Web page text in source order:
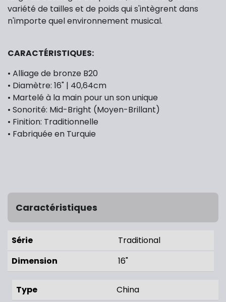
variété de tailles et de poids qui s'intègrent dans
n'importe quel environnement musical.
CARACTÉRISTIQUES:
• Alliage de bronze B20
• Diamètre: 16" | 40,64cm
• Martelé à la main pour un son unique
• Sonorité: Mid-Bright (Moyen-Brillant)
• Finition: Traditionnelle
• Fabriquée en Turquie
Caractéristiques
Série
Traditional
Dimension
16"
Type China